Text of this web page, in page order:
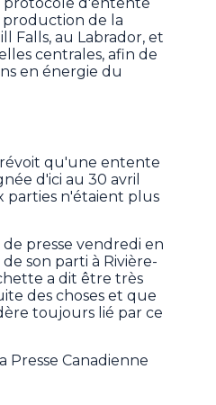
de la
Falls, au Labrador, et
centrales, afin de
en énergie du
qu'une entente
d'ici au 30 avril
parties n'étaient plus
presse vendredi en
son parti à Rivière-
a dit être très
des choses et que
toujours lié par ce
Presse Canadienne